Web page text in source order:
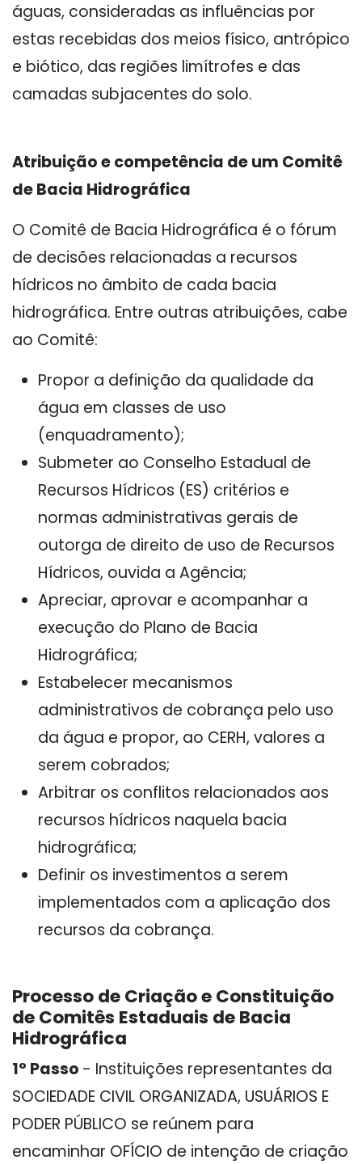
águas, consideradas as influências por
estas recebidas dos meios físico, antrópico
e biótico, das regiões limítrofes e das
camadas subjacentes do solo.
Atribuição e competência de um Comitê
de Bacia Hidrográfica
O Comitê de Bacia Hidrográfica é o fórum
de decisões relacionadas a recursos
hídricos no âmbito de cada bacia
hidrográfica. Entre outras atribuições, cabe
ao Comitê:
Propor a definição da qualidade da
água em classes de uso
(enquadramento);
Submeter ao Conselho Estadual de
Recursos Hídricos (ES) critérios e
normas administrativas gerais de
outorga de direito de uso de Recursos
Hídricos, ouvida a Agência;
Apreciar, aprovar e acompanhar a
execução do Plano de Bacia
Hidrográfica;
Estabelecer mecanismos
administrativos de cobrança pelo uso
da água e propor, ao CERH, valores a
serem cobrados;
Arbitrar os conflitos relacionados aos
recursos hídricos naquela bacia
hidrográfica;
Definir os investimentos a serem
implementados com a aplicação dos
recursos da cobrança.
Processo de Criação e Constituição
de Comitês Estaduais de Bacia
Hidrográfica
1° Passo - Instituições representantes da
SOCIEDADE CIVIL ORGANIZADA, USUÁRIOS E
PODER PÚBLICO se reúnem para
encaminhar OFÍCIO de intenção de criação